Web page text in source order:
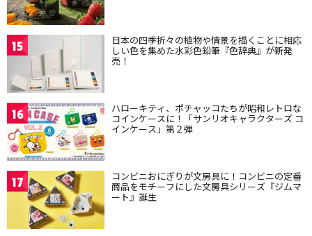
15 日本の四季折々の植物や情景を描くことに相応
しい色を集めた水彩色鉛筆『色辞典』が新発
売！
16 ハローキティ、ポチャッコたちが昭和レトロな
コインケースに！「サンリオキャラクターズ コ
インケース」第２弾
17 コンビニおにぎりが文房具に！コンビニの定番
商品をモチーフにした文房具シリーズ『ジムマ
ート』誕生